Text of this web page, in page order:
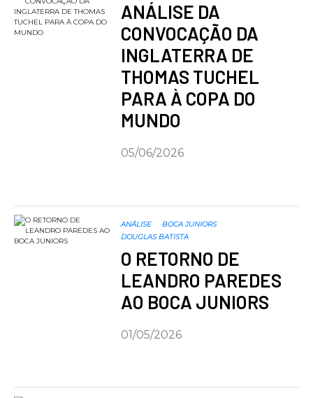
ANÁLISE DA
CONVOCAÇÃO DA
INGLATERRA DE
THOMAS TUCHEL
PARA À COPA DO
MUNDO
05/06/2026
ANÁLISE
BOCA JUNIORS
DOUGLAS BATISTA
O RETORNO DE
LEANDRO PAREDES
AO BOCA JUNIORS
01/05/2026